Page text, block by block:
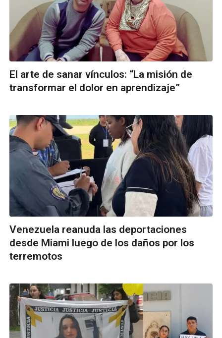
El arte de sanar vínculos: “La misión de
transformar el dolor en aprendizaje”
Venezuela reanuda las deportaciones
desde Miami luego de los daños por los
terremotos